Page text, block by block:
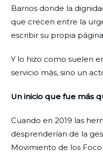
Barrios donde la
que crecen entre la
escribir su propia
Y lo hizo como suelen
servicio más, sino un
Un inicio que fue más
Cuando en 2019 las
desprenderían de la
Movimiento de los